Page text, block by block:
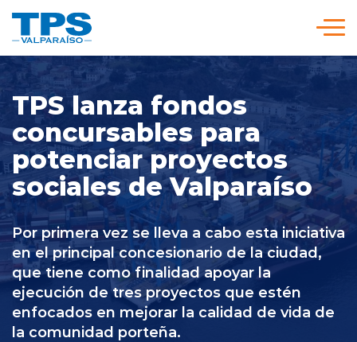
Somos TPS
Nuestra Visión Estratégica
Servicios y Tarifas
Políticas y Procedimientos
Prensa
TPS lanza fondos
concursables para
potenciar proyectos
sociales de Valparaíso
Por primera vez se lleva a cabo esta iniciativa
en el principal concesionario de la ciudad,
que tiene como finalidad apoyar la
ejecución de tres proyectos que estén
enfocados en mejorar la calidad de vida de
la comunidad porteña.